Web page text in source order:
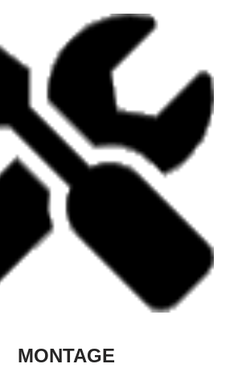
MONTAGE